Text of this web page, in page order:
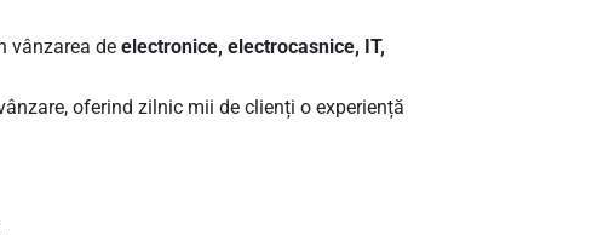
vânzarea de electronice, electrocasnice, IT,
oferind zilnic mii de clienți o experiență